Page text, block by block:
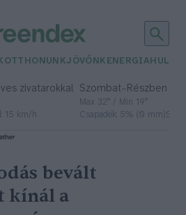
OTTHONUNKJÖVŐNK ENERGIA
zivatarokkal
15 km/h
Szombat– Részben
Max 32° / Min 19°
Csapadék: 5% (0 mm)
bevált
kínál a